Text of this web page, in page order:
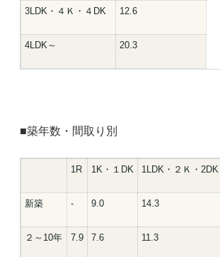
3LDK・４Ｋ・４DK 12.6
4LDK～ 20.3
■築年数・間取り別
1R 1K・１DK 1LDK・２Ｋ・2DK
新築 - 9.0 14.3
２～10年 7.9 7.6 11.3